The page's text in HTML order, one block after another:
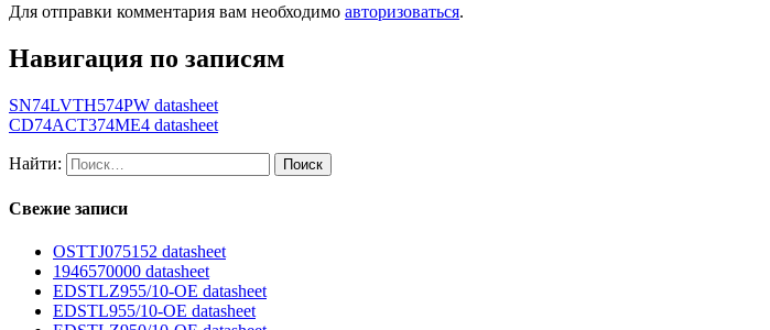
Для отправки комментария вам необходимо авторизоваться.
Навигация по записям
SN74LVTH574PW datasheet
CD74ACT374ME4 datasheet
Найти:
Свежие записи
OSTTJ075152 datasheet
1946570000 datasheet
EDSTLZ955/10-OE datasheet
EDSTL955/10-OE datasheet